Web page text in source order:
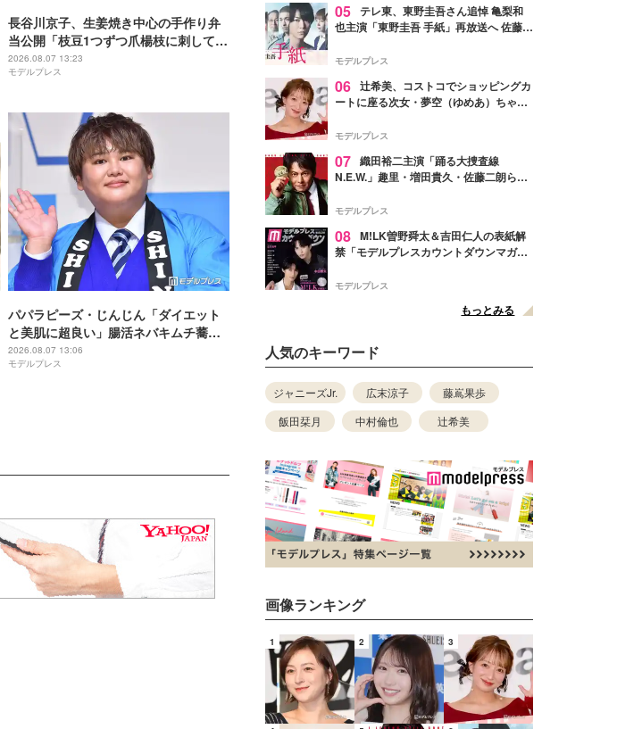
長谷川京子、生姜焼き中心の手作り弁
当公開「枝豆1つずつ爪楊枝に刺してる
のマメ」「彩り綺麗」と反響
2026.08.07 13:23
モデルプレス
パパラピーズ・じんじん「ダイエット
と美肌に超良い」腸活ネバキムチ蕎麦
公開「真似したい」「食欲そそる」の
声
2026.08.07 13:06
モデルプレス
05 テレ東、東野圭吾さん追悼 亀梨和
也主演「東野圭吾 手紙」再放送へ 佐藤隆
モデルプレス
06 辻希美、コストコでショッピングカ
ートに座る次女・夢空（ゆめあ）ちゃん
ぎ」「成長を感じる」の声
モデルプレス
07 織田裕二主演「踊る大捜査線
N.E.W.」趣里・増田貴久・佐藤二朗ら新
徴する“謎のキーワード”も
モデルプレス
08 M!LK曽野舜太＆吉田仁人の表紙解
禁「モデルプレスカウントダウンマガジ
モデルプレス
もっとみる
人気のキーワード
ジャニーズJr. 広末涼子
藤嶌果歩
飯田栞月
中村倫也 辻希美
画像ランキング
1 2 3